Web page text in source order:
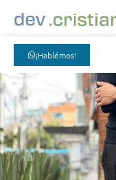
¡Hablémos!